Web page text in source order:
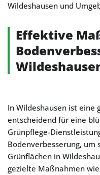
Wildeshausen und
Effektive
In Wildeshausen ist eine
entscheidend für eine
Grünpflege-
Bodenverbesserung, um
Grünflächen in
gezielte Maßnahmen